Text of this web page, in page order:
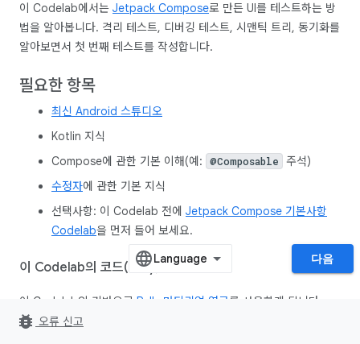
이 Codelab에서는 Jetpack Compose로 만든 UI를 테스트하는 방
법을 알아봅니다. 격리 테스트, 디버깅 테스트, 시맨틱 트리, 동기화를
알아보면서 첫 번째 테스트를 작성합니다.
필요한 항목
최신 Android 스튜디오
Kotlin 지식
Compose에 관한 기본 이해(예:
@Composable
주석)
수정자에 관한 기본 지식
선택사항: 이 Codelab 전에 Jetpack Compose 기본사항
Codelab을 먼저 들어 보세요.
이 Codelab의 코드(Rally) 확인
이 Codelab의 기반으로 Rally 머티리얼 연구 를 사용하게 됩니다.
android-compose-codelabs GitHub 저장소에서 확인할 수 있습
다음
bug_report 오류 신고